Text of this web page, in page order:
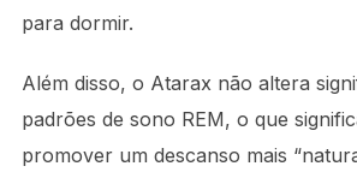
para dormir.
Além disso, o Atarax não altera
padrões de sono REM, o que
promover um descanso mais